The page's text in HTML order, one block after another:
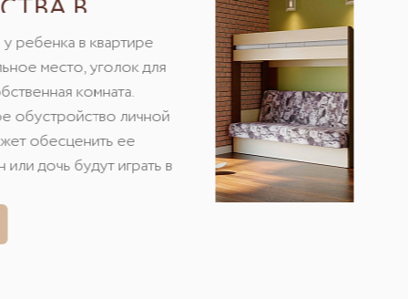
В
ребенка в квартире
место, уголок для
комната.
обустройство личной
обесценить ее
дочь будут играть в